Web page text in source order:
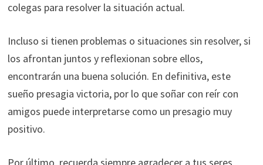
colegas para resolver la situación actual.
Incluso si tienen problemas o situaciones sin resolver, si
los afrontan juntos y reflexionan sobre ellos,
encontrarán una buena solución. En definitiva, este
sueño presagia victoria, por lo que soñar con reír con
amigos puede interpretarse como un presagio muy
positivo.